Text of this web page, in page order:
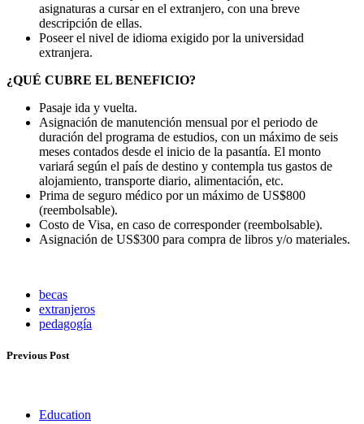
asignaturas a cursar en el extranjero, con una breve
descripción de ellas.
Poseer el nivel de idioma exigido por la universidad
extranjera.
¿QUÉ CUBRE EL BENEFICIO?
Pasaje ida y vuelta.
Asignación de manutención mensual por el periodo de
duración del programa de estudios, con un máximo de seis
meses contados desde el inicio de la pasantía. El monto
variará según el país de destino y contempla tus gastos de
alojamiento, transporte diario, alimentación, etc.
Prima de seguro médico por un máximo de US$800
(reembolsable).
Costo de Visa, en caso de corresponder (reembolsable).
Asignación de US$300 para compra de libros y/o materiales.
becas
extranjeros
pedagogía
Previous Post
Education